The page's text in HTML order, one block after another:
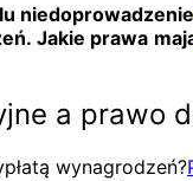
niedoprowadzenie
Jakie prawa
a prawo